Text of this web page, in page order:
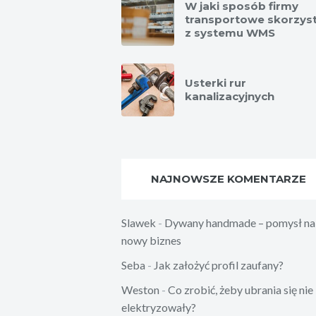
W jaki sposób firmy
transportowe
z systemu WMS
Usterki rur
kanalizacyjnych
NAJNOWSZE KOMENTARZE
Slawek - Dywany handmade – pomysł na
nowy biznes
Seba - Jak założyć profil zaufany?
Weston - Co zrobić, żeby ubrania się nie
elektryzowały?